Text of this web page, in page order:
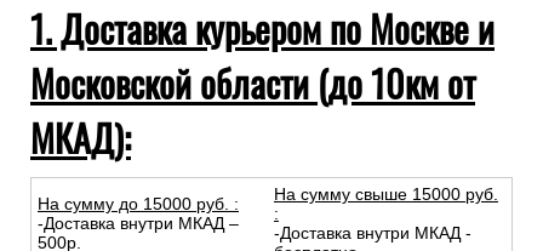
1. Доставка курьером по Москве и
Московской области (до 10км от
МКАД):
На сумму до 15000 руб. :
-Доставка внутри МКАД –
500р.
На сумму свыше 15000 руб.
:
-Доставка внутри МКАД -